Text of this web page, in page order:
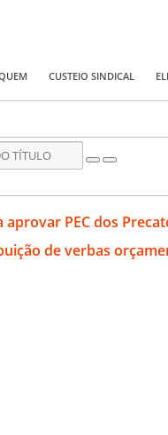
CUSTEIO SINDICAL
PEC dos
de verbas